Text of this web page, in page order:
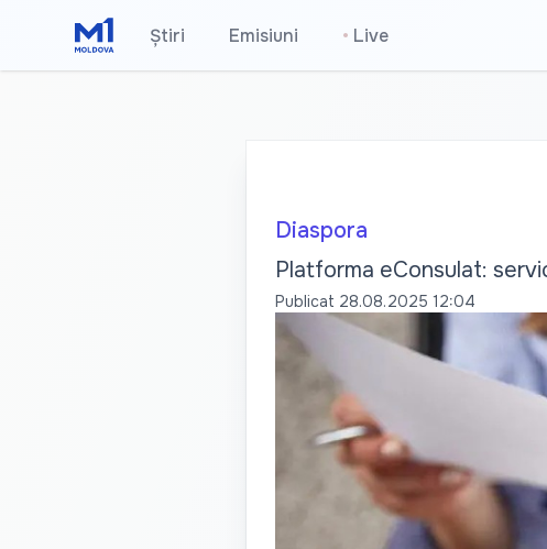
Știri Emisiuni • Live
Diaspora
Platforma eConsulat:
Publicat 28.08.2025 12:04